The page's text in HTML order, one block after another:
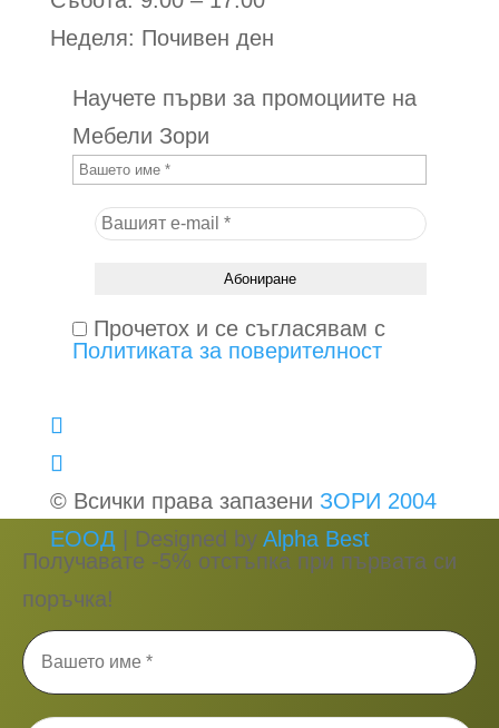
Неделя: Почивен ден
Научете първи за промоциите на
Мебели Зори
Прочетох и се съгласявам с
Политиката за поверителност
© Всички права запазени ЗОРИ 2004
ЕООД | Designed by Alpha Best
Получавате -5% отстъпка при първата си
поръчка!